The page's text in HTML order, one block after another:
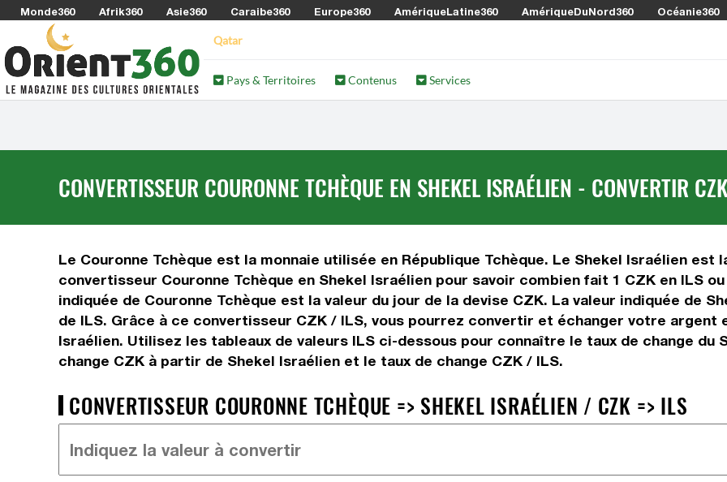
Monde360 Afrik360 Asie360 Caraibe360 Europe360 AmériqueLatine360 AmériqueDuNord360 Océanie360
Qatar
Pays & Territoires Contenus Services
CONVERTISSEUR COURONNE TCHÈQUE EN SHEKEL ISRAÉLIEN - CONVERTIR
Le Couronne Tchèque est la monnaie utilisée en République Tchèque. Le Shekel Israélien
convertisseur Couronne Tchèque en Shekel Israélien pour savoir combien fait 1 CZK en ILS
indiquée de Couronne Tchèque est la valeur du jour de la devise CZK. La valeur indiquée de
de ILS. Grâce à ce convertisseur CZK / ILS, vous pourrez convertir et échanger votre argent
Israélien. Utilisez les tableaux de valeurs ILS ci-dessous pour connaître le taux de change du
change CZK à partir de Shekel Israélien et le taux de change CZK / ILS.
CONVERTISSEUR COURONNE TCHÈQUE => SHEKEL ISRAÉLIEN / CZK => ILS